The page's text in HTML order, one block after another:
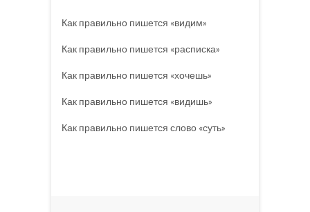
Как правильно пишется «видим»
Как правильно пишется «расписка»
Как правильно пишется «хочешь»
Как правильно пишется «видишь»
Как правильно пишется слово «суть»